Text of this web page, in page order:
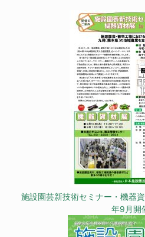
施設園芸新技術セミナー・機器
年9月開